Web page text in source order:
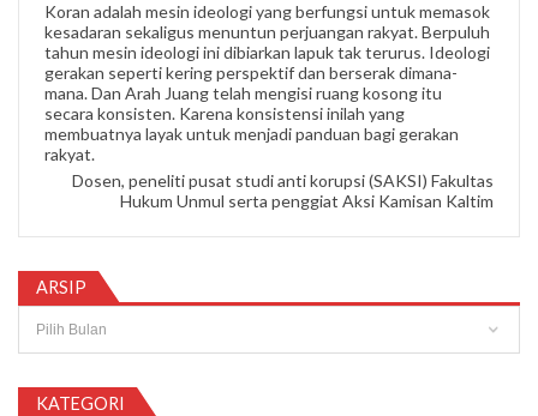
Koran adalah mesin ideologi yang berfungsi untuk memasok
kesadaran sekaligus menuntun perjuangan rakyat. Berpuluh
tahun mesin ideologi ini dibiarkan lapuk tak terurus. Ideologi
gerakan seperti kering perspektif dan berserak dimana-
mana. Dan Arah Juang telah mengisi ruang kosong itu
secara konsisten. Karena konsistensi inilah yang
membuatnya layak untuk menjadi panduan bagi gerakan
rakyat.
Dosen, peneliti pusat studi anti korupsi (SAKSI) Fakultas
Hukum Unmul serta penggiat Aksi Kamisan Kaltim
ARSIP
KATEGORI